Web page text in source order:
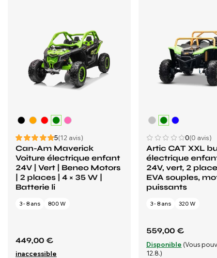
5(12 avis)
Can-Am Maverick
Voiture électrique enfant
24V | Vert | Beneo Motors
| 2 places | 4 × 35 W |
Batterie li
3 - 8 ans 800 W
449,00 €
inaccessible
0(0 avis)
Artic CAT XXL
électrique
24V, vert, 2
EVA souples,
puissants
3 - 8 ans 320 W
559,00 €
Disponible (Vous
12.8.)